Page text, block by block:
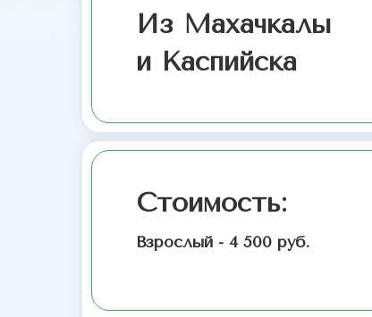
Взрослый - 4 500 руб.
Стоимость:
Из Махачкалы
и Каспийска